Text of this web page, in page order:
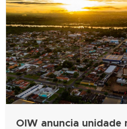
OIW anuncia unidade